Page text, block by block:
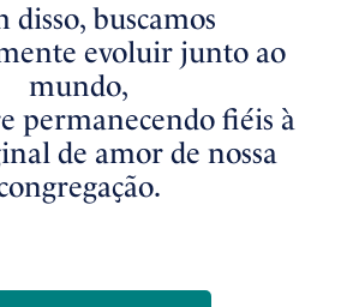
disso, buscamos
evoluir junto ao
mundo,
permanecendo fiéis à
de amor de nossa